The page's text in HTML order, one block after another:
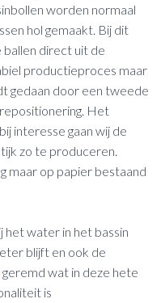
worden normaal
hol gemaakt. Bij dit
direct uit de
productieproces maar
gedaan door een tweede
Het
interesse gaan wij de
zo te produceren.
maar op papier bestaand
het water in het bassin
blijft en ook de
wat in deze hete
is